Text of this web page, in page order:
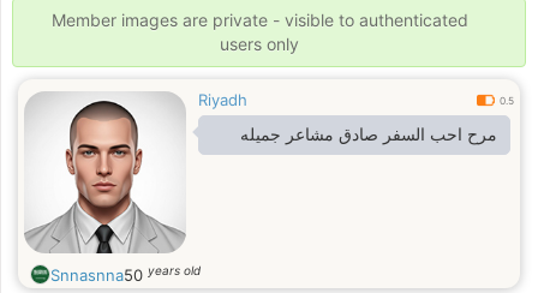
Member images are private - visible to authenticated
users only
Riyadh 0.5
مرح احب السفر صادق مشاعر جميله
Snnasnna50 years old